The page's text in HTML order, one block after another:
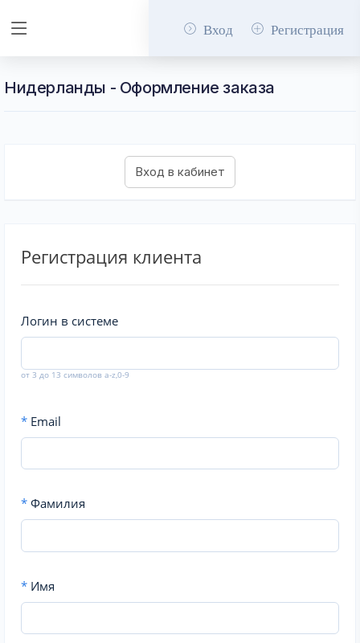
Вход Регистрация
Нидерланды - Оформление заказа
Регистрация клиента
Логин в системе
от 3 до 13 символов a-z,0-9
* Email
* Фамилия
* Имя